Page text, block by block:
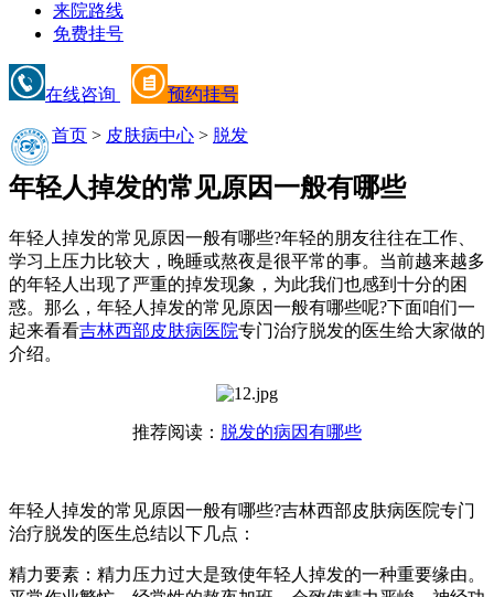
来院路线
免费挂号
在线咨询 预约挂号
首页 > 皮肤病中心 > 脱发
年轻人掉发的常见原因一般有哪些
年轻人掉发的常见原因一般有哪些?年轻的朋友往往在工作、
学习上压力比较大，晚睡或熬夜是很平常的事。当前越来越多
的年轻人出现了严重的掉发现象，为此我们也感到十分的困
惑。那么，年轻人掉发的常见原因一般有哪些呢?下面咱们一
起来看看吉林西部皮肤病医院专门治疗脱发的医生给大家做的
介绍。
推荐阅读： 脱发的病因有哪些
年轻人掉发的常见原因一般有哪些?吉林西部皮肤病医院专门
治疗脱发的医生总结以下几点：
精力要素：精力压力过大是致使年轻人掉发的一种重要缘由。